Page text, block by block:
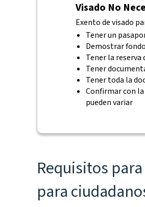
Visado No
Exento de visado
Tener un
Demostrar
Tener la reserva
Tener
Tener toda la
Confirmar con
pueden variar
Requisitos
para